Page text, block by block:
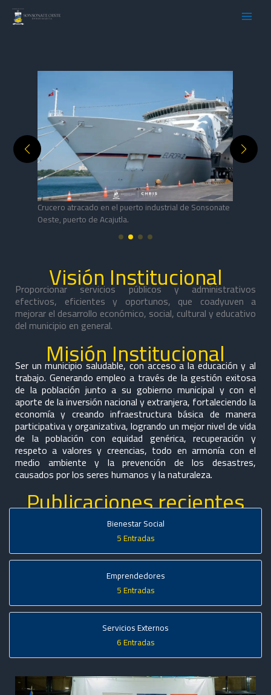
contenido
Vista lateral de crucero, arribando al puerto de
Acajutla.
Visión Institucional
Proporcionar servicios públicos y administrativos
efectivos, eficientes y oportunos, que coadyuven a
mejorar el desarrollo económico, social, cultural y educativo
del municipio en general.
Misión Institucional
Ser un municipio saludable, con acceso a la educación y al
trabajo. Generando empleo a través de la gestión exitosa
de la población junto a su gobierno municipal y con el
aporte de la inversión nacional y extranjera, fortaleciendo la
economía y creando infraestructura básica de manera
participativa y organizativa, logrando un mejor nivel de vida
de la población con equidad genérica, recuperación y
respeto a valores y creencias, todo en armonía con el
medio ambiente y la prevención de los desastres,
causados por los seres humanos y la naturaleza.
Publicaciones recientes
Bienestar Social
5 Entradas
Emprendedores
5 Entradas
Servicios Externos
6 Entradas